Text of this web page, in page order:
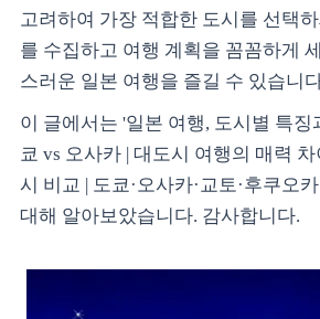
고려하여 가장 적합한 도시를 선택
를 수집하고 여행 계획을 꼼꼼하게
스러운 일본 여행을 즐길 수 있습니
이 글에서는 '일본 여행, 도시별 특징
쿄 vs 오사카 | 대도시 여행의 매력
시 비교 | 도쿄·오사카·교토·후쿠오
대해 알아보았습니다. 감사합니다.